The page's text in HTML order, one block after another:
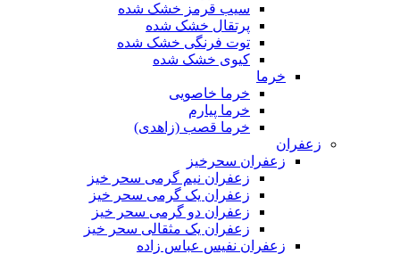
سیب قرمز خشک شده
پرتقال خشک شده
توت فرنگی خشک شده
کیوی خشک شده
خرما
خرما خاصویی
خرما پیارم
خرما قصب (زاهدی)
زعفران
زعفران سحرخیز
زعفران نیم گرمی سحر خیز
زعفران یک گرمی سحر خیز
زعفران دو گرمی سحر خیز
زعفران یک مثقالی سحر خیز
زعفران نفیس عباس زاده